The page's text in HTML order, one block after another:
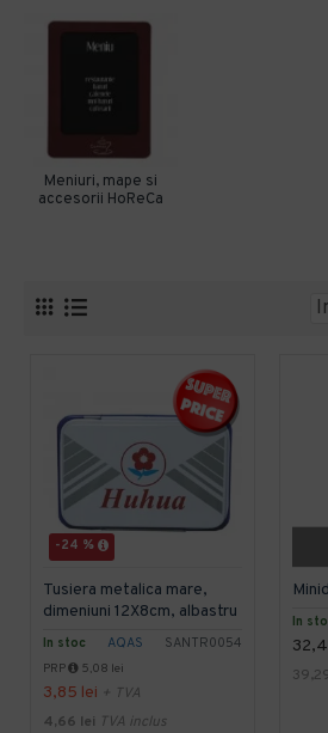
Meniuri, mape si
accesorii HoReCa
-24 %
In stoc AQAS SANTR0054
Tusiera metalica mare,
dimeniuni 12X8cm, albastru
PRP 5,08 lei
3,85 lei + TVA
4,66 lei TVA inclus
In